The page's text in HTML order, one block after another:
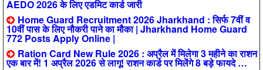
AEDO 2026 के लिए एडमिट कार्ड जारी
Home Guard Recruitment 2026 Jharkhand : सिर्फ 7वीं व
10वीं पास के लिए नौकरी पाने का मौका | Jharkhand Home Guard
772 Posts Apply Online |
Ration Card New Rule 2026 : अप्रैल में मिलेगा 3 महीने का राशन
एक बार में! 1 अप्रैल 2026 से लागू! राशन कार्ड पर मिलेंगे 8 बड़े फायदे …